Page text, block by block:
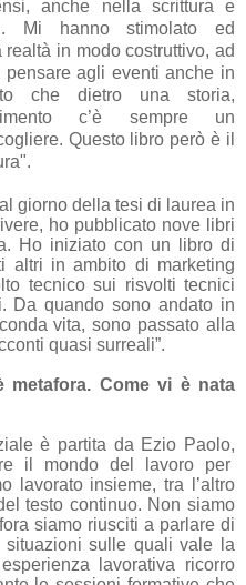
anche nella scrittura e
Mi hanno stimolato ed
in modo costruttivo, ad
agli eventi anche in
che dietro una storia,
c’è sempre un
Questo libro però è il
giorno della tesi di laurea in
ho pubblicato nove libri
Ho iniziato con un libro di
altri in ambito di marketing
tecnico sui risvolti tecnici
Da quando sono andato in
vita, sono passato alla
quasi surreali”.
metafora. Come vi è nata
è partita da Ezio Paolo,
il mondo del lavoro per
lavorato insieme, tra l’altro
testo continuo. Non siamo
siamo riusciti a parlare di
sulle quali vale la
lavorativa ricorro